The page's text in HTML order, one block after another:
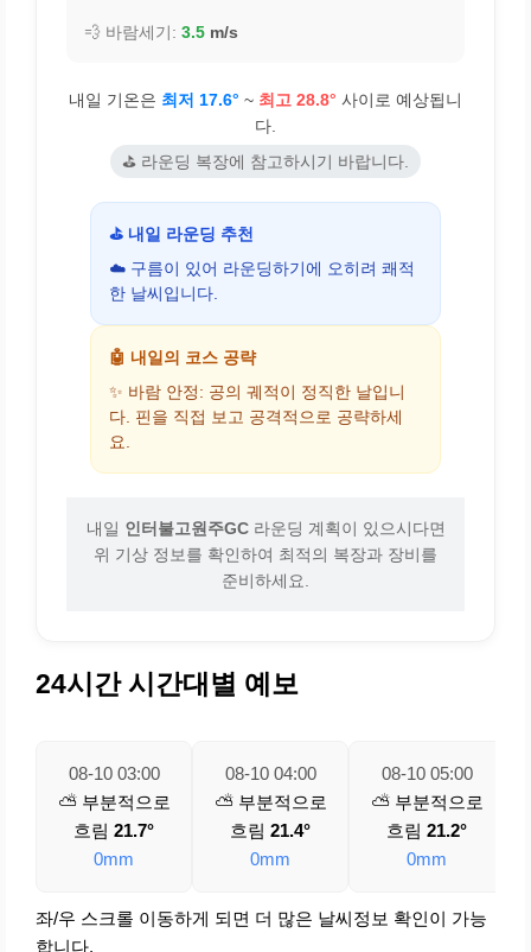
💨 바람세기: 3.5 m/s
내일 기온은 최저 17.6° ~ 최고 28.8° 사이로 예상됩니
다.
⛳ 라운딩 복장에 참고하시기 바랍니다.
⛳ 내일 라운딩 추천
☁️ 구름이 있어 라운딩하기에 오히려 쾌적
한 날씨입니다.
🤖 내일의 코스 공략
✨ 바람 안정: 공의 궤적이 정직한 날입니
다. 핀을 직접 보고 공격적으로 공략하세
요.
내일 인터불고원주GC라운딩 계획이 있으시다면
위 기상 정보를 확인하여 최적의 복장과 장비를
준비하세요.
24시간 시간대별 예보
08-10 03:00
⛅ 부분적으로
흐림 21.7°
0mm
08-10 04:00
⛅ 부분적으로
흐림 21.4°
0mm
08-10 05:00
⛅ 부분적으로
흐림 21.2°
0mm
좌/우 스크롤 이동하게 되면 더 많은 날씨정보 확인이 가능
합니다.